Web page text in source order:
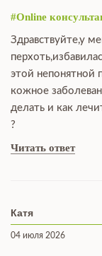
#Online
Здравствуйте,у
этой непонятной
кожное
делать и как
?
Читать ответ
Катя
04 июля 2026